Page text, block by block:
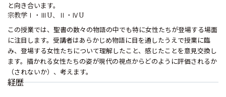
と向き合います。
宗教学Ⅰ・ⅢU、Ⅱ・ⅣU
この授業では、聖書の数々の物語の中でも特に女性たちが登場する場面
に注目します。受講者はあらかじめ物語に目を通したうえで授業に臨
み、登場する女性たちについて理解したこと、感じたことを意見交換し
ます。描かれる女性たちの姿が現代の視点からどのように評価されるか
（されないか）、考えます。
経歴